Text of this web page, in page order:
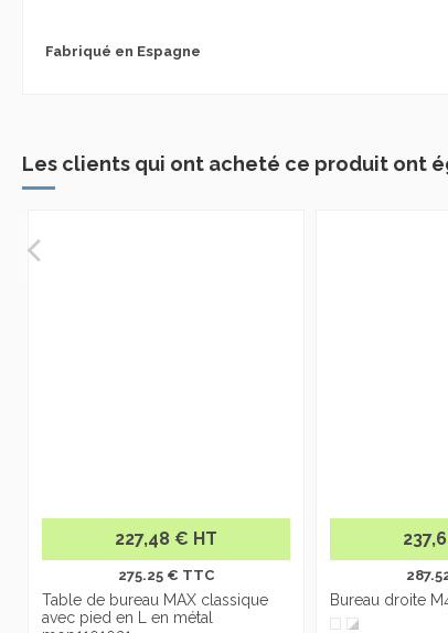
Fabriqué en Espagne
Les clients qui ont acheté ce produit ont
227,48 € HT
275.25 € TTC
Table de bureau MAX classique
avec pied en L en métal
Bureau droite